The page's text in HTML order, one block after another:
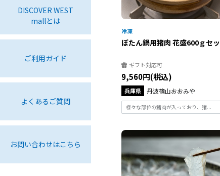
DISCOVER WEST
mallとは
ご利用ガイド
よくあるご質問
お問い合わせはこちら
ぼたん鍋用猪肉 花盛600ｇセ
ギフト対応可
9,560円(税込)
兵庫県 丹波篠山おおみや
様々な部位の猪肉が入っており、猪...